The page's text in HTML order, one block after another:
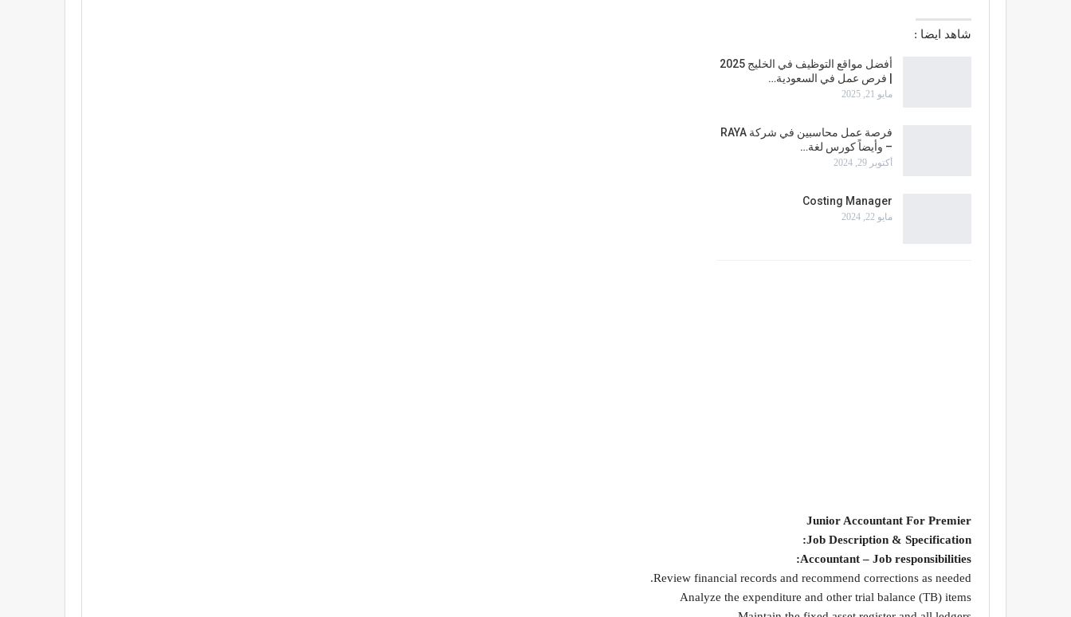
شاهد ايضا :
أفضل مواقع التوظيف في الخليج 2025
| فرص عمل في السعودية…
مايو 21, 2025
فرصة عمل محاسبين في شركة RAYA
– وأيضاً كورس لغة…
أكتوبر 29, 2024
Costing Manager
مايو 22, 2024
Junior Accountant For Premier
Job Description & Specification:
Accountant – Job responsibilities:
Review financial records and recommend corrections as needed.
Analyze the expenditure and other trial balance (TB) items